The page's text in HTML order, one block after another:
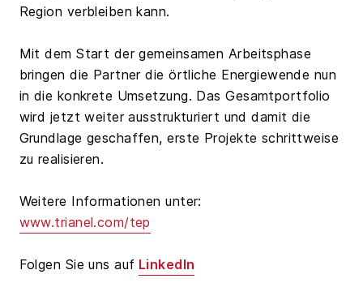
Region verbleiben kann.
Mit dem Start der gemeinsamen Arbeitsphase
bringen die Partner die örtliche Energiewende nun
in die konkrete Umsetzung. Das Gesamtportfolio
wird jetzt weiter ausstrukturiert und damit die
Grundlage geschaffen, erste Projekte schrittweise
zu realisieren.
Weitere Informationen unter:
www.trianel.com/tep
Folgen Sie uns auf LinkedIn